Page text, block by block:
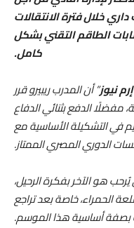
خلال فترة الانتقالات
الطاقم التقني بشكل
كامل.
إرم نيوز” أن المدرب ريبيرو قرر
مفضلًا الدفع بثنائي الدفاع
في التشكيلة الأساسية مع
الدوري المصري الممتاز.
هو الآخر بفكرة الرحيل،
الحمراء، خاصة بعد تراجع
أساسية هذا الموسم.